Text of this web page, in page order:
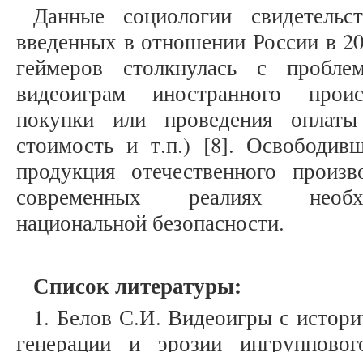
Данные социологии
введенных в отношении России в
геймеров столкнулась с
видеоиграм иностранного
покупки или проведения
стоимость и т.п.) [8].
продукция отечественного
современных реалиях
национальной безопасности.
Список литературы:
1. Белов С.И. Видеоигры с
генерации и эрозии